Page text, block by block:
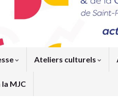
Ateliers culturels
la MJC